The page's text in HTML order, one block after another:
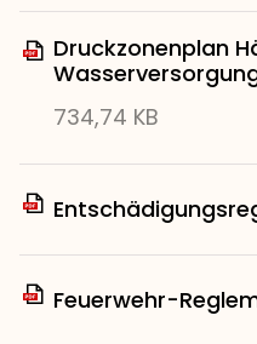
Druckzonenplan
734,74 KB
Feuerwehr-